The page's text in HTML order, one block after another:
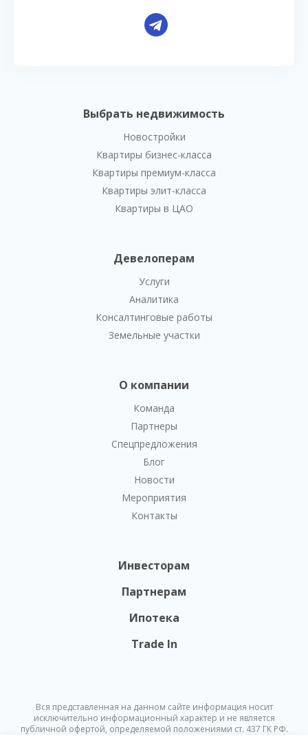
Выбрать недвижимость
Новостройки
Квартиры бизнес-класса
Квартиры премиум-класса
Квартиры элит-класса
Квартиры в ЦАО
Девелоперам
Услуги
Аналитика
Консалтинговые работы
Земельные участки
О компании
Команда
Партнеры
Спецпредложения
Блог
Новости
Мероприятия
Контакты
Инвесторам
Партнерам
Ипотека
Trade In
Вся представленная на данном сайте информация носит
исключительно информационный характер и не является
публичной офертой, определяемой положениями ст. 437 ГК РФ.